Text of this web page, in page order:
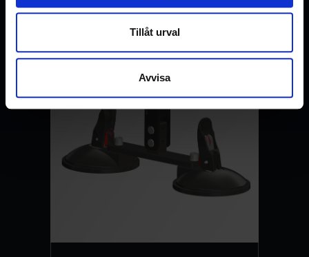
Tillåt urval
Avvisa